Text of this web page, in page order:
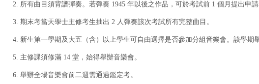
2. 所有曲目須背譜彈奏。若彈奏 1945 年以後之作品，可於考試前 1 個月提出申
3. 期末考當天學士主修考生抽出 2 人彈奏該次考試所有完整曲目。
4. 新生第一學期及大五（含）以上學生可自由選擇是否參加分組音樂會。該學期
5. 主修課須修滿 14 堂，始得舉辦音樂會。
6. 舉辦全場音樂會前二週需通過鑑定考。